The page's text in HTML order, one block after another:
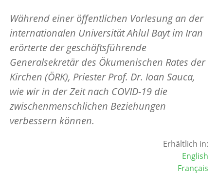
Während einer öffentlichen Vorlesung an der
internationalen Universität Ahlul Bayt im Iran
erörterte der geschäftsführende
Generalsekretär des Ökumenischen Rates der
Kirchen (ÖRK), Priester Prof. Dr. Ioan Sauca,
wie wir in der Zeit nach COVID-19 die
zwischenmenschlichen Beziehungen
verbessern können.
Erhältlich in:
English
Français